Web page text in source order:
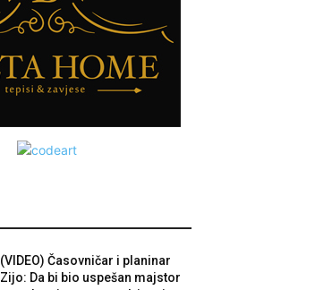
(VIDEO) Časovničar i planinar
Zijo: Da bi bio uspešan majstor